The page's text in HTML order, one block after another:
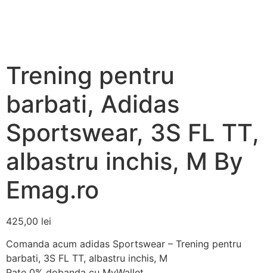
Trening pentru
barbati, Adidas
Sportswear, 3S FL TT,
albastru inchis, M By
Emag.ro
425,00 lei
Comanda acum adidas Sportswear – Trening pentru
barbati, 3S FL TT, albastru inchis, M